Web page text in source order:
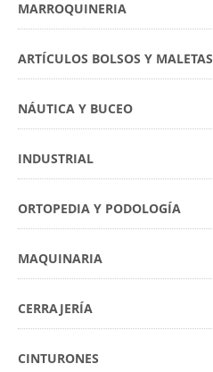
MARROQUINERIA
ARTÍCULOS BOLSOS Y MALETAS
NÁUTICA Y BUCEO
INDUSTRIAL
ORTOPEDIA Y PODOLOGÍA
MAQUINARIA
CERRAJERÍA
CINTURONES